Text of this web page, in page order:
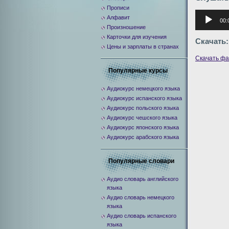
Аудиоплеер
Скачать:
Скачать
Прописи
Алфавит
Произношение
Карточки для изучения
Цены и зарплаты в странах
Популярные курсы
Аудиокурс немецкого языка
Аудиокурс испанского языка
Аудиокурс польского языка
Аудиокурс чешского языка
Аудиокурс японского языка
Аудиокурс арабского языка
Популярные словари
Аудио словарь английского
языка
Аудио словарь немецкого
языка
Аудио словарь испанского
языка